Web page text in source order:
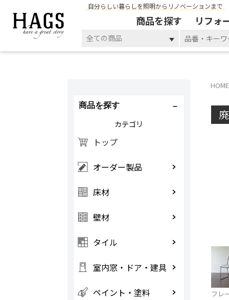
自分らしい暮らしを照明からリノベーションまで
商品を探す リフォ
全ての商品
HOME
フレ
商品を探す
カテゴリ
トップ
オーダー製品
床材
壁材
タイル
室内窓・ドア・建具
ペイント・塗料